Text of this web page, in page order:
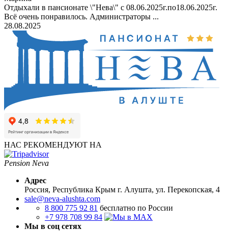
Отдыхали в пансионате \"Нева\" с 08.06.2025г.по18.06.2025г.
Всё очень понравилось. Администраторы ...
28.08.2025
НАС РЕКОМЕНДУЮТ НА
Pension Neva
Адрес
Россия, Республика Крым г. Алушта, ул. Перекопская, 4
sale@neva-alushta.com
8 800 775 92 81 бесплатно по России
+7 978 708 99 84
Мы в соц сетях